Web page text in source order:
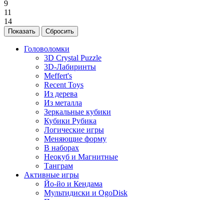
9
11
14
Головоломки
3D Crystal Puzzle
3D-Лабиринты
Meffert's
Recent Toys
Из дерева
Из металла
Зеркальные кубики
Кубики Рубика
Логические игры
Меняющие форму
В наборах
Неокуб и Магнитные
Танграм
Активные игры
Йо-йо и Кендама
Мультидиски и OgoDisk